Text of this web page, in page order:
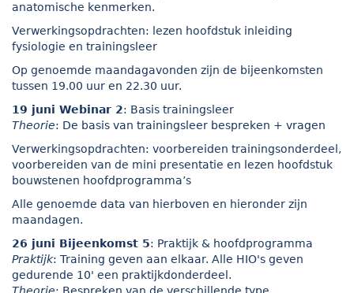
anatomische kenmerken.
Verwerkingsopdrachten: lezen hoofdstuk inleiding
fysiologie en trainingsleer
Op genoemde maandagavonden zijn de bijeenkomsten
tussen 19.00 uur en 22.30 uur.
19 juni Webinar 2: Basis trainingsleer
Theorie: De basis van trainingsleer bespreken + vragen
Verwerkingsopdrachten: voorbereiden trainingsonderdeel,
voorbereiden van de mini presentatie en lezen hoofdstuk
bouwstenen hoofdprogramma’s
Alle genoemde data van hierboven en hieronder zijn
maandagen.
26 juni Bijeenkomst 5: Praktijk & hoofdprogramma
Praktijk: Training geven aan elkaar. Alle HIO's geven
gedurende 10' een praktijkdonderdeel.